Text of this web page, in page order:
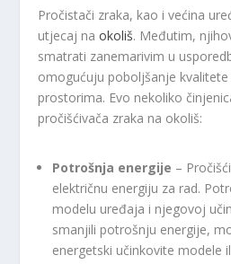
Pročistači zraka, kao i većina
utjecaj naokoliš. Međutim,
smatrati zanemarivim u
omogućuju poboljšanje
prostorima. Evo nekoliko
pročišćivača zraka na okoliš:
Potrošnja energije –
električnu energiju za rad.
modelu uređaja i njegovoj
smanjili potrošnju energije,
energetski učinkovite modele